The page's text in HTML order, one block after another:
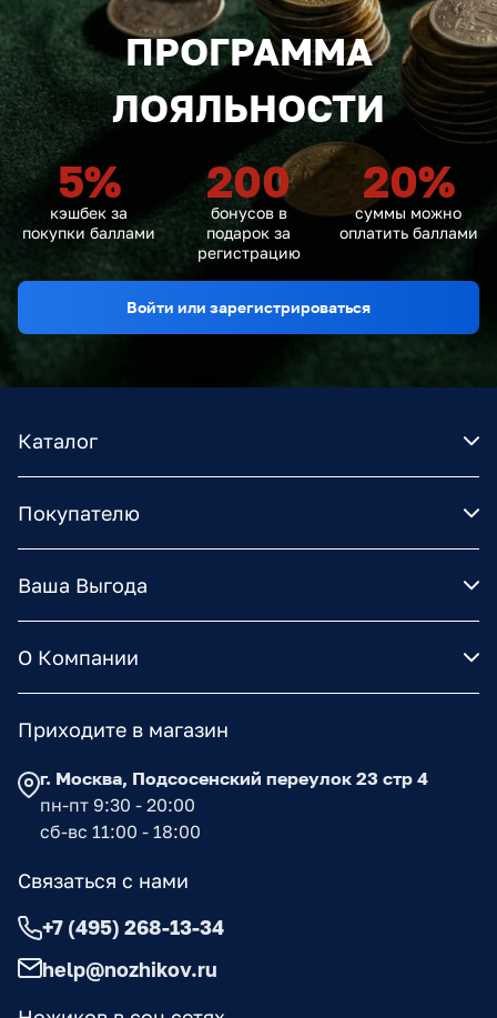
ПРОГРАММА
ЛОЯЛЬНОСТИ
5%
кэшбек за
покупки баллами
200
бонусов в
подарок за
регистрацию
20%
суммы можно
оплатить баллами
Войти или зарегистрироваться
Каталог
Покупателю
Ваша Выгода
О Компании
Приходите в магазин
г. Москва, Подсосенский переулок 23 стр 4
пн-пт 9:30 - 20:00
сб-вс 11:00 - 18:00
Связаться с нами
+7 (495) 268-13-34
help@nozhikov.ru